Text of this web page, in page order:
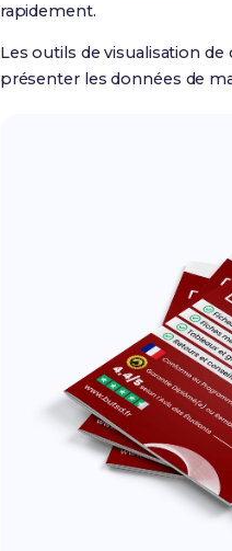
rapidement.
Les outils de visualisation
présenter les données de